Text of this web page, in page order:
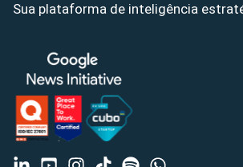
Sua plataforma de inteligência